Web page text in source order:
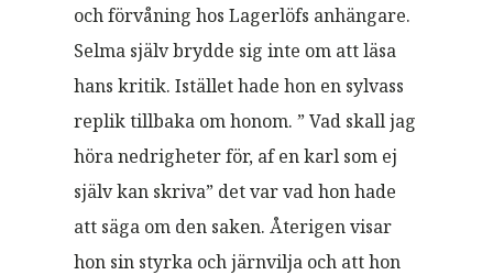
och förvåning hos Lagerlöfs anhängare.
Selma själv brydde sig inte om att läsa
hans kritik. Istället hade hon en sylvass
replik tillbaka om honom. ” Vad skall jag
höra nedrigheter för, af en karl som ej
själv kan skriva” det var vad hon hade
att säga om den saken. Återigen visar
hon sin styrka och järnvilja och att hon